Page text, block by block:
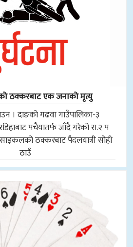
ठक्करबाट एक जनाको मृत्यु
। दाङको गढवा गाउँपालिका-३
पचैयातर्फ जाँदै गरेको रा.२ प
ठक्करबाट पैदलयात्री सोही
ठाउँ